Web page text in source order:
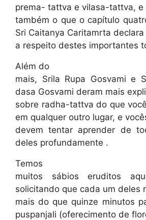
prema- tattva e vilasa-tattva, e
também o que o capítulo
Sri Caitanya Caritamrta declara
a respeito destes importantes
Além do
mais, Srila Rupa Gosvami e
dasa Gosvami deram mais
sobre radha-tattva do que
em qualquer outro lugar, e
devem tentar aprender de
deles profundamente .
Temos
muitos sábios eruditos
solicitando que cada um deles
mais do que quinze minutos
puspanjali (oferecimento de